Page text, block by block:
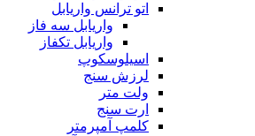
اتو ترانس واریابل
واریابل سه فاز
واریابل تکفاز
اسیلوسکوپ
لرزش سنج
ولت متر
ارت سنج
کلمپ آمپرمتر